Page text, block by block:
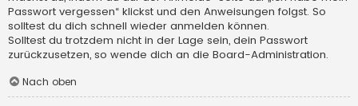
Passwort vergessen“ klickst und den Anweisungen folgst. So
solltest du dich schnell wieder anmelden können.
Solltest du trotzdem nicht in der Lage sein, dein Passwort
zurückzusetzen, so wende dich an die Board-Administration.
Nach oben